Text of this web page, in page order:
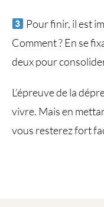
Pour finir, il est
Comment ? En se
deux pour
L’épreuve de la
vivre. Mais en
vous resterez fort